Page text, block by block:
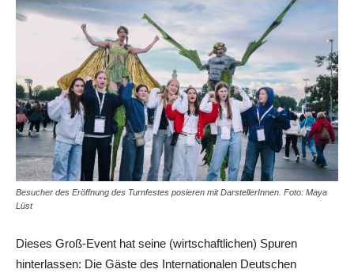
Besucher des Eröffnung des Turnfestes posieren mit DarstellerInnen. Foto: Maya
Lüst
Dieses Groß-Event hat seine (wirtschaftlichen) Spuren
hinterlassen: Die Gäste des Internationalen Deutschen